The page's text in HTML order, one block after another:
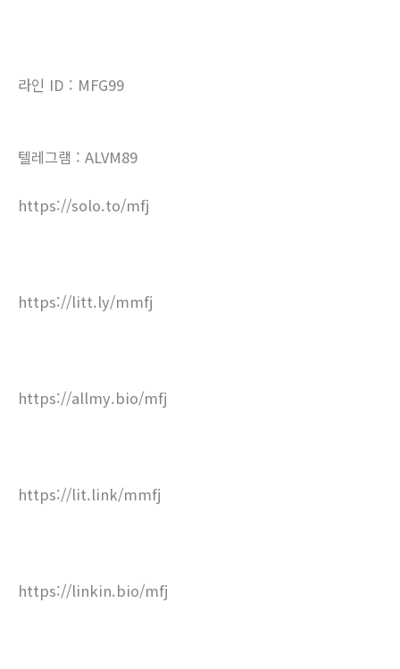
라인 ID : MFG99
텔레그램 : ALVM89
https://solo.to/mfj
https://litt.ly/mmfj
https://allmy.bio/mfj
https://lit.link/mmfj
https://linkin.bio/mfj